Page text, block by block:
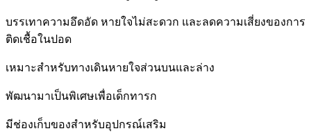
บรรเทาความอึดอัด หายใจไม่สะดวก และลดความเสี่ยงของการ
ติดเชื้อในปอด
เหมาะสำหรับทางเดินหายใจส่วนบนและล่าง
พัฒนามาเป็นพิเศษเพื่อเด็กทารก
มีช่องเก็บของสำหรับอุปกรณ์เสริม